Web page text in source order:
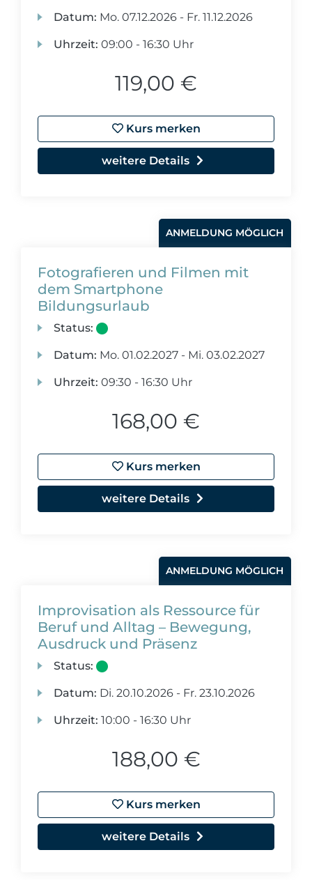
Datum: Mo. 07.12.2026 - Fr. 11.12.2026
Uhrzeit: 09:00 - 16:30 Uhr
119,00 €
Kurs merken
weitere Details
ANMELDUNG MÖGLICH
Fotografieren und Filmen mit
dem Smartphone
Bildungsurlaub
Status:
Datum: Mo. 01.02.2027 - Mi. 03.02.2027
Uhrzeit: 09:30 - 16:30 Uhr
168,00 €
Kurs merken
weitere Details
ANMELDUNG MÖGLICH
Improvisation als Ressource für
Beruf und Alltag – Bewegung,
Ausdruck und Präsenz
Status:
Datum: Di. 20.10.2026 - Fr. 23.10.2026
Uhrzeit: 10:00 - 16:30 Uhr
188,00 €
Kurs merken
weitere Details